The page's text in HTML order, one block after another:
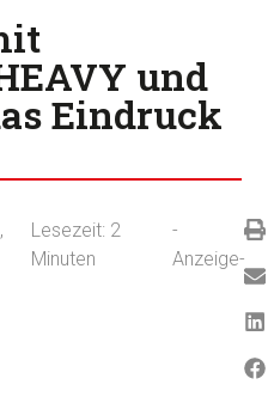
und
Eindruck
Lesezeit: 2
Minuten
-
Anzeige-